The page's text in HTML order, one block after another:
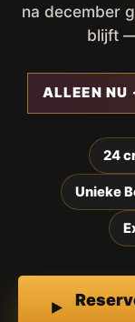
na december
blijft
ALLEEN NU
24
Unieke